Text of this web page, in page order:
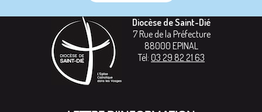
Diocèse de Saint-Dié
7 Rue de la Préfecture
88000 EPINAL
Tél: 03 29 82 21 63